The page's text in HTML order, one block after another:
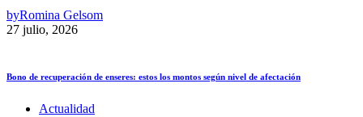
byRomina Gelsom
27 julio, 2026
Bono de recuperación de enseres: estos los montos según nivel de afectación
Actualidad